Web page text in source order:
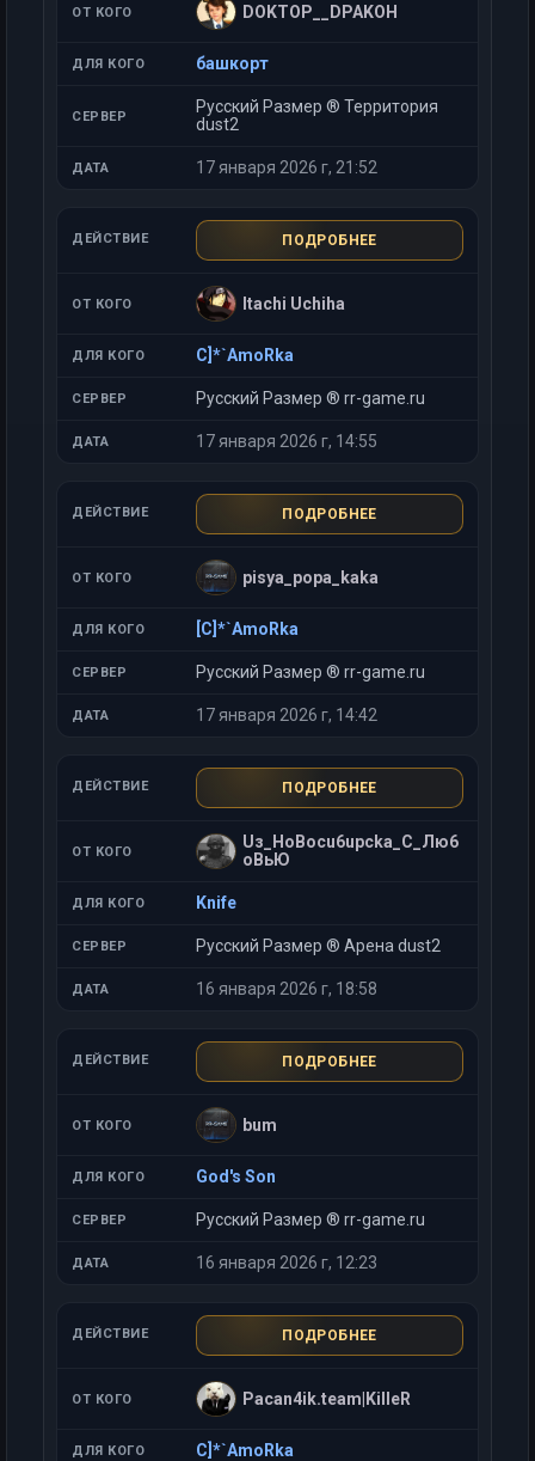
DOKTOP__DPAKOH
башкорт
Русский Размер ® Территория
dust2
17 января 2026 г, 21:52
ПОДРОБНЕЕ
Itachi Uchiha
C]*`AmoRka
Русский Размер ® rr-game.ru
17 января 2026 г, 14:55
ПОДРОБНЕЕ
pisya_popa_kaka
[C]*`AmoRka
Русский Размер ® rr-game.ru
17 января 2026 г, 14:42
ПОДРОБНЕЕ
Uз_HoBocu6upcka_C_Лю6
oBьЮ
Knife
Русский Размер ® Арена dust2
16 января 2026 г, 18:58
ПОДРОБНЕЕ
bum
God's Son
Русский Размер ® rr-game.ru
16 января 2026 г, 12:23
ПОДРОБНЕЕ
Pacan4ik.team|KilleR
C]*`AmoRka